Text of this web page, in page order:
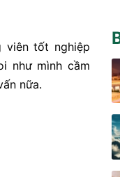
viên tốt nghiệp
như mình cầm
nữa.